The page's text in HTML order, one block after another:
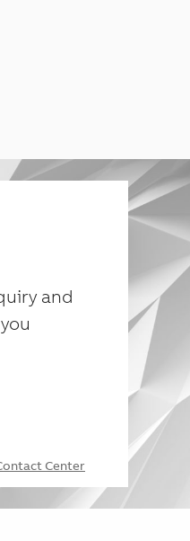
and
Center